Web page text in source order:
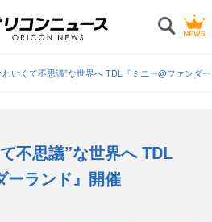
わいくて不思議”な世界へ TDL『ミニー@ファンダ
不思議”な世界へ TDL
ーランド』開催